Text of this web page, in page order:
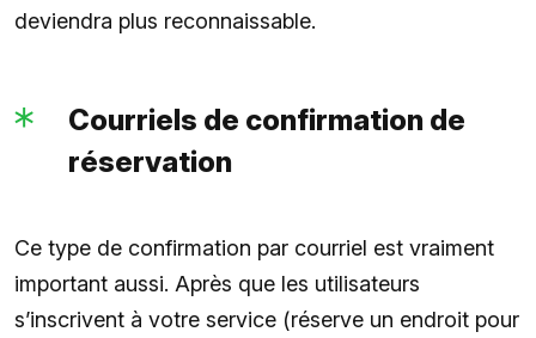
deviendra plus reconnaissable.
Courriels de confirmation de
réservation
Ce type de confirmation par courriel est vraiment
important aussi. Après que les utilisateurs
s’inscrivent à votre service (réserve un endroit pour